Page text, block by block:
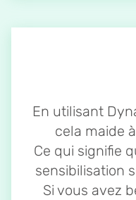
En utilisant
cela maide
Ce qui signifie
sensibilisation
Si vous avez